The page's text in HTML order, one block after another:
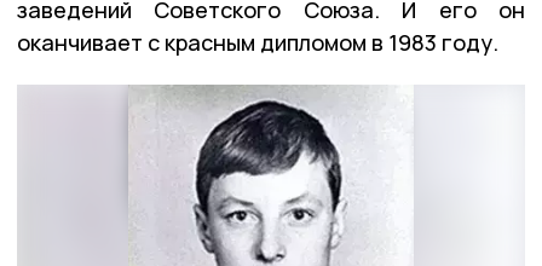
заведений Советского Союза. И его он
оканчивает с красным дипломом в 1983 году.